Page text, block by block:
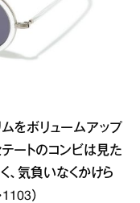
をボリュームアップ
ートのコンビは見た
、気負いなくかけら
）